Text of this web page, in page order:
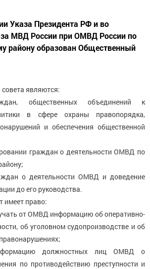
Указа Президента РФ и во
МВД России при ОМВД России по
району образован Общественный
являются:
общественных объединений к
в сфере охраны правопорядка,
и обеспечения общественной
граждан о деятельности ОМВД по
о деятельности ОМВД и доведение
до его руководства.
имеет право:
от ОМВД информацию об оперативно-
об уголовном судопроизводстве и об
должностных лиц ОМВД о
по противодействию преступности и